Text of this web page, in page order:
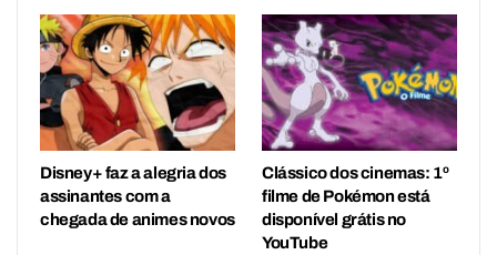
Disney+ faz a alegria dos
assinantes com a
chegada de animes novos
Clássico dos cinemas: 1º
filme de Pokémon está
disponível grátis no
YouTube